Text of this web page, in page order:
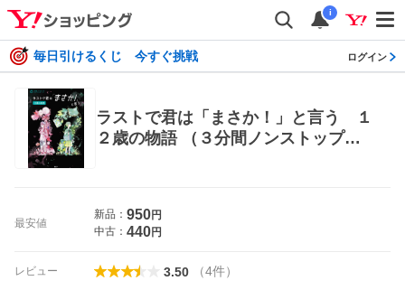
i
毎日引けるくじ 今すぐ挑戦 ログイン
ラストで君は「まさか！」と言う １
２歳の物語 （３分間ノンストップシ
最安値
新品： 950円
中古： 440円
レビュー 3.50 （4件）